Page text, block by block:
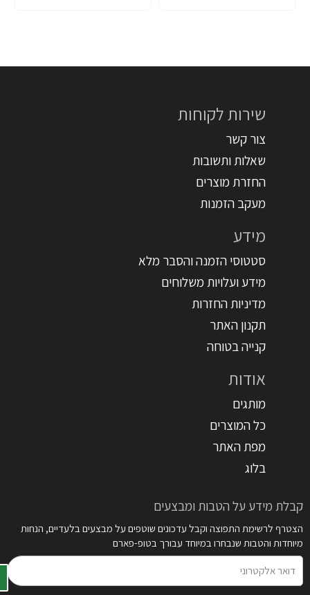
שירות לקוחות
צור קשר
שאלות ותשובות
החזרת מוצרים
מעקב הזמנות
מידע
סטטוסי הזמנה והסבר מלא
מידע ועלויות משלוחים
מדיניות החזרות
תקנון האתר
קנייה בטוחה
אודות
מותגים
כל המוצרים
מפת האתר
בלוג
קבלת מידע על הטבות ומבצעים
הצטרף לרשימת התפוצה וקבל עדכונים שוטפים על מבצעים בלעדיים, הנחות
מיוחדות והטבות שנבחרו במיוחד עבורך בטופ-פארם
אלקטרוני